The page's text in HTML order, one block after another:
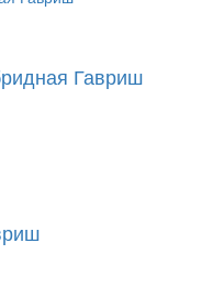
Гавриш